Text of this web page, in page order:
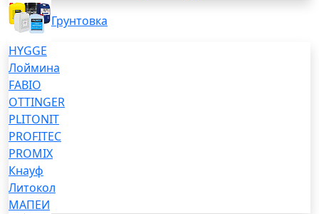
Грунтовка
HYGGE
Лоймина
FABIO
OTTINGER
PLITONIT
PROFITEC
PROMIX
Кнауф
Литокол
МАПЕИ